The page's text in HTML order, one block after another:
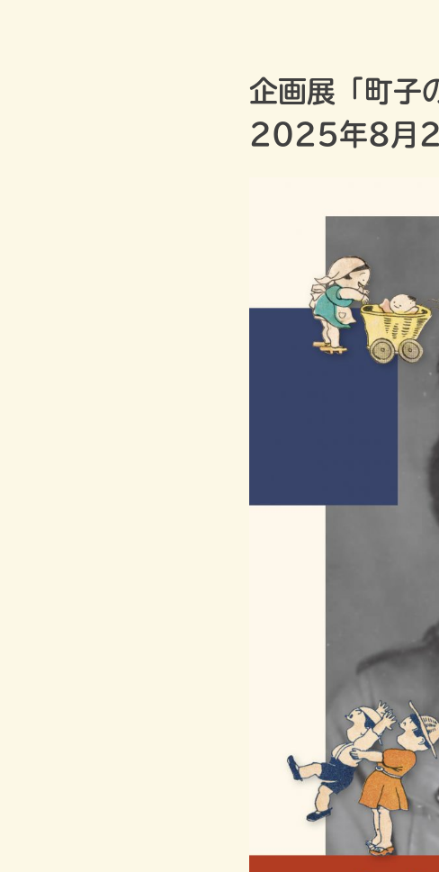
企画展「町子
2025年8月2